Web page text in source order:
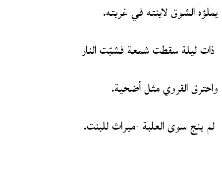
يملؤه الشوق لابنته في غربته.
ذات ليلة سقطت شمعة فشبّت النار
واحترق القروي مثل أضحية.
لم ينج سوى العلبة -ميراث للبنت.